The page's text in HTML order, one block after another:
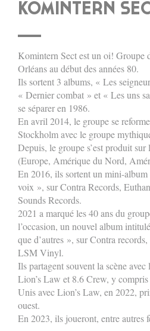
KOMINTERN
Komintern Sect est un oi! Groupe
Orléans au début des années 80.
Ils sortent 3 albums, « Les
« Dernier combat » et « Les uns
se séparer en 1986.
En avril 2014, le groupe se
Stockholm avec le groupe
Depuis, le groupe s’est produit sur
(Europe, Amérique du Nord,
En 2016, ils sortent un mini-
voix », sur Contra Records,
Sounds Records.
2021 a marqué les 40 ans du
l’occasion, un nouvel album
que d’autres », sur Contra
LSM Vinyl.
Ils partagent souvent la scène
Lion’s Law et 8.6 Crew, y
Unis avec Lion’s Law, en 2022,
ouest.
En 2023, ils joueront, entre autres